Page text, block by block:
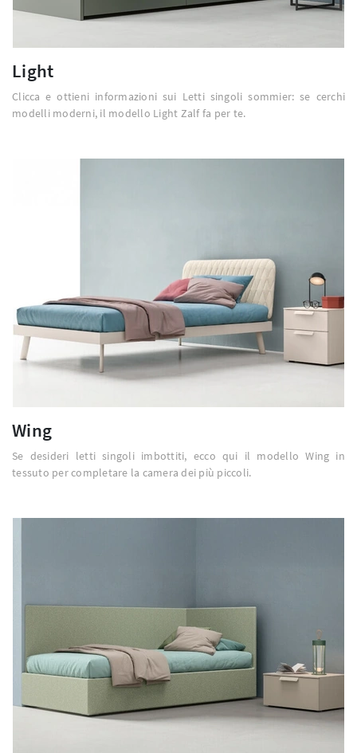
Light
Clicca e ottieni informazioni sui Letti singoli sommier: se cerchi
modelli moderni, il modello Light Zalf fa per te.
Wing
Se desideri letti singoli imbottiti, ecco qui il modello Wing in
tessuto per completare la camera dei più piccoli.